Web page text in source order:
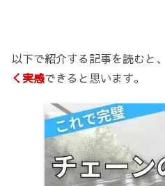
以下で紹介する記事を読むと、
く実感できると思います。